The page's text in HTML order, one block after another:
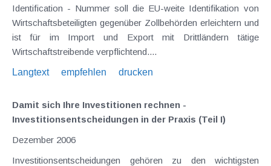
Identification - Nummer soll die EU-weite Identifikation von
Wirtschaftsbeteiligten gegenüber Zollbehörden erleichtern und
ist für im Import und Export mit Drittländern tätige
Wirtschaftstreibende verpflichtend....
Langtext
empfehlen drucken
Damit sich Ihre Investitionen rechnen -
Investitionsentscheidungen in der Praxis (Teil I)
Dezember 2006
Investitionsentscheidungen gehören zu den wichtigsten